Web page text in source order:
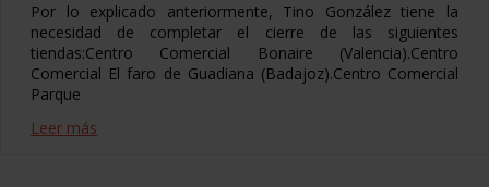
Por lo explicado anteriormente, Tino González tiene la
necesidad de completar el cierre de las siguientes
tiendas:Centro Comercial Bonaire (Valencia).Centro
Comercial El faro de Guadiana (Badajoz).Centro Comercial
Parque
Leer más